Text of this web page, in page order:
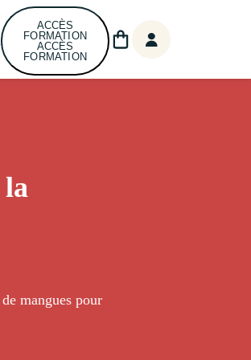
ACCÈS
FORMATION
ACCÈS
FORMATION
la
mangues pour